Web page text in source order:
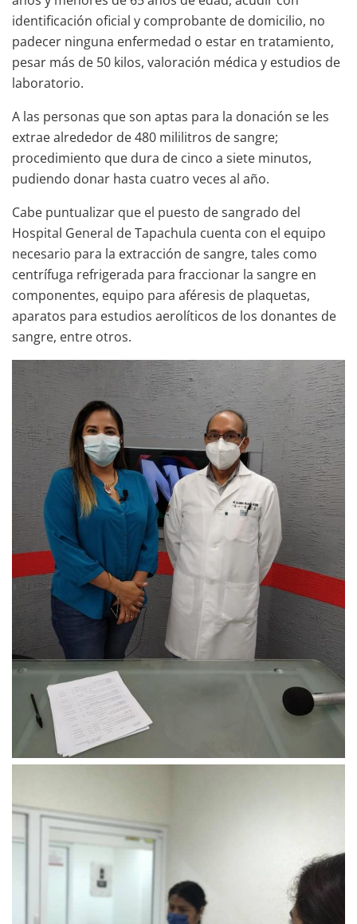
identificación oficial y comprobante de domicilio, no
padecer ninguna enfermedad o estar en tratamiento,
pesar más de 50 kilos, valoración médica y estudios de
laboratorio.
A las personas que son aptas para la donación se les
extrae alrededor de 480 mililitros de sangre;
procedimiento que dura de cinco a siete minutos,
pudiendo donar hasta cuatro veces al año.
Cabe puntualizar que el puesto de sangrado del
Hospital General de Tapachula cuenta con el equipo
necesario para la extracción de sangre, tales como
centrífuga refrigerada para fraccionar la sangre en
componentes, equipo para aféresis de plaquetas,
aparatos para estudios aerolíticos de los donantes de
sangre, entre otros.